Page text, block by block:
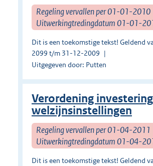
Regeling vervallen per 01-01-2010
Uitwerkingtredingdatum 01-01-
Dit is een toekomstige tekst! Geldend
2099 t/m 31-12-2009
Uitgegeven door: Putten
Verordening
welzijnsinstellingen
Regeling vervallen per 01-04-2011
Uitwerkingtredingdatum 01-04-
Dit is een toekomstige tekst! Geldend